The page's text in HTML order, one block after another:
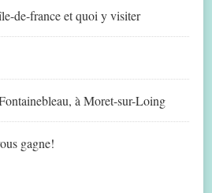
de-france et quoi y visiter
à Moret-sur-Loing
gagne!